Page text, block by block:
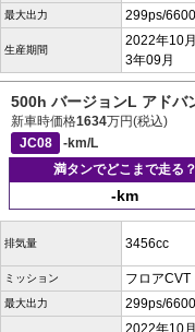
最大出力 299ps/
生産期間
2022年10
3年09月
500h バージョンL アドバ
新車時価格1634万円(税込)
JC08
-km/L
満タンでどこまで走る？
-km
排気量 3456cc
ミッション フロアCVT
最大出力 299ps/